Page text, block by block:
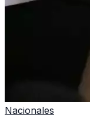
Nacionales